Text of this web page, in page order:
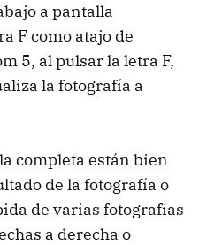
a pantalla
F como atajo de
5, al pulsar la letra F,
la fotografía a
completa están bien
de la fotografía o
de varias fotografías
a derecha o